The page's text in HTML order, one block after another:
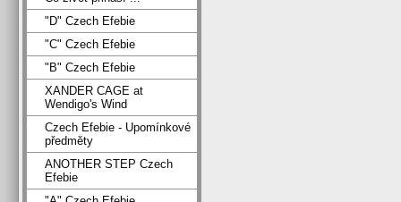
"D" Czech Efebie
"C" Czech Efebie
"B" Czech Efebie
XANDER CAGE at
Wendigo's Wind
Czech Efebie - Upomínkové
předměty
ANOTHER STEP Czech
Efebie